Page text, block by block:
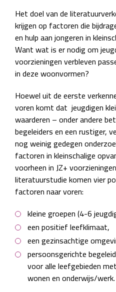
Het doel van de
krijgen op factoren die
en hulp aan jongeren in
Want wat is er nodig om
voorzieningen verbleven
in deze woonvormen?
Hoewel uit de eerste
voren komt dat jeugdigen
waarderen – onder andere
begeleiders en een rustiger,
nog weinig gedegen
factoren in kleinschalige
voorheen in JZ+
literatuurstudie komen vier
factoren naar voren:
kleine groepen (4-6
een positief leefklimaat,
een gezinsachtige
persoonsgerichte
voor alle leefgebieden
wonen en onderwijs/werk.